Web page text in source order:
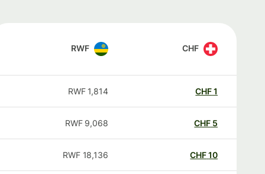
CHF
RWF
CHF
1,814
RWF
CHF
9,068
RWF
CHF
18,136
RWF